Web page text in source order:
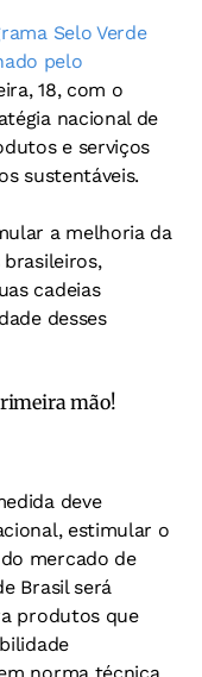
Selo Verde
pelo
18, com o
nacional de
e serviços
sustentáveis.
a melhoria da
cadeias
desses
mão!
deve
estimular o
mercado de
Brasil será
produtos que